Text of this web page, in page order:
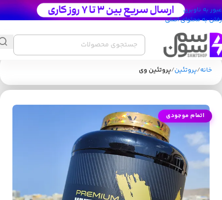
عبور به ناوبری
رفتن به محتوای اصلی
خانه پروتئین پروتئین وی
اتمام موجودی